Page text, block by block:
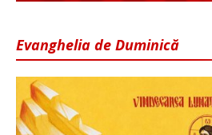
Evanghelia de Duminică